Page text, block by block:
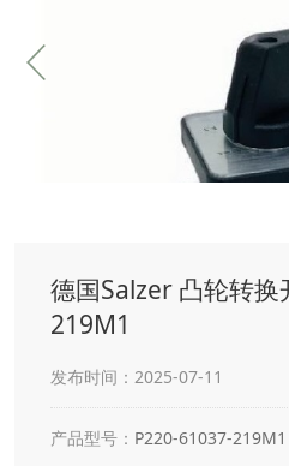
德国Salzer 凸轮转
219M1
发布时间：2025-07-11
产品型号： P220-61037-219M1